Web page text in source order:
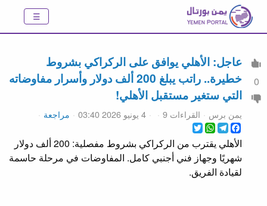
0
عاجل: الأهلي يوافق على الركراكي بشروط
خطيرة.. راتب يبلغ 200 ألف دولار وأسرار مفاوضاته
التي ستغير مستقبل الأهلي!
يمن برس القراءات 9 4 يونيو 2026 03:40
مراجعة
Twitter
WhatsApp
Telegram
Facebook
الأهلي يقترب من الركراكي بشروط مفصلية: 200 ألف دولار
شهريًا وجهاز فني أجنبي كامل. المفاوضات في مرحلة حاسمة
لقيادة الفريق.